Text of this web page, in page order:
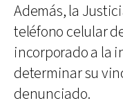
Además, la
teléfono celular
incorporado a la
determinar su
denunciado.